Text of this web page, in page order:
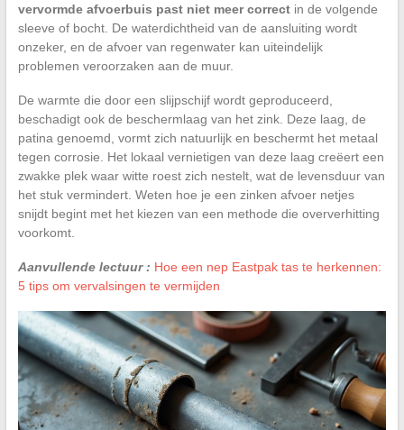
vervormde afvoerbuis past niet meer correctin de volgende
sleeve of bocht. De waterdichtheid van de aansluiting wordt
onzeker, en de afvoer van regenwater kan uiteindelijk
problemen veroorzaken aan de muur.
De warmte die door een slijpschijf wordt geproduceerd,
beschadigt ook de beschermlaag van het zink. Deze laag, de
patina genoemd, vormt zich natuurlijk en beschermt het metaal
tegen corrosie. Het lokaal vernietigen van deze laag creëert een
zwakke plek waar witte roest zich nestelt, wat de levensduur van
het stuk vermindert. Weten hoe je een zinken afvoer netjes
snijdt begint met het kiezen van een methode die oververhitting
voorkomt.
Aanvullende lectuur : Hoe een nep Eastpak tas te herkennen:
5 tips om vervalsingen te vermijden